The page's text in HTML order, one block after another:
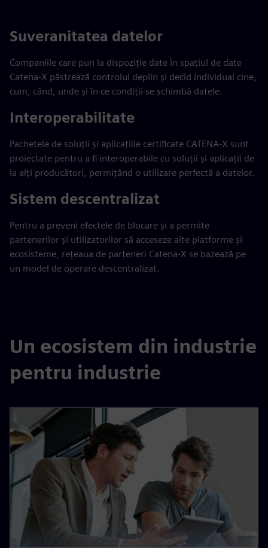
Suveranitatea datelor
Companiile care pun la dispoziție date în spațiul de date
Catena-X păstrează controlul deplin și decid individual cine,
cum, când, unde și în ce condiții se schimbă datele.
Interoperabilitate
Pachetele de soluții și aplicațiile certificate CATENA-X sunt
proiectate pentru a fi interoperabile cu soluții și aplicații de
la alți producători, permițând o utilizare perfectă a datelor.
Sistem descentralizat
Pentru a preveni efectele de blocare și a permite
partenerilor și utilizatorilor să acceseze alte platforme și
ecosisteme, rețeaua de parteneri Catena-X se bazează pe
un model de operare descentralizat.
Un ecosistem din industrie
pentru industrie